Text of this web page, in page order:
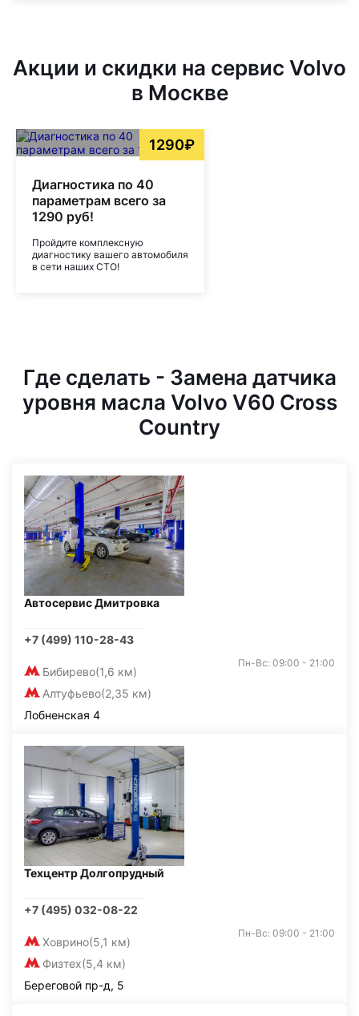
Акции и скидки на сервис Volvo
в Москве
1290₽
Диагностика по 40
параметрам всего за
1290 руб!
Пройдите комплексную
диагностику вашего автомобиля
в сети наших СТО!
Где сделать - Замена датчика
уровня масла Volvo V60 Cross
Country
Автосервис Дмитровка
+7 (499) 110-28-43
Бибирево(1,6 км)
Алтуфьево(2,35 км)
Пн-Вс: 09:00 - 21:00
Лобненская 4
Техцентр Долгопрудный
+7 (495) 032-08-22
Ховрино(5,1 км)
Физтех(5,4 км)
Пн-Вс: 09:00 - 21:00
Береговой пр-д, 5